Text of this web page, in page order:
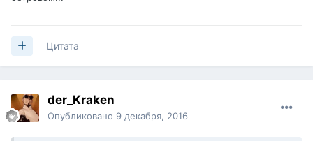
Цитата
der_Kraken
Опубликовано 9 декабря, 2016